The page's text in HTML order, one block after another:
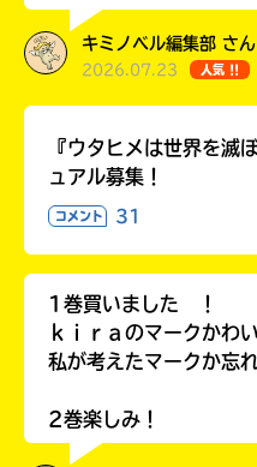
キミノベル編集部 さ
2026.07.23 人気 !!
『ウタヒメは世界を滅
ュアル募集！
コメント 31
1巻買いました ！
ｋｉｒａのマークかわ
私が考えたマークか忘
2巻楽しみ！